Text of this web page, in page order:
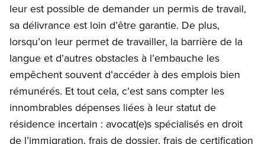
leur est possible de demander un permis de travail,
sa délivrance est loin d’être garantie. De plus,
lorsqu’on leur permet de travailler, la barrière de la
langue et d’autres obstacles à l’embauche les
empêchent souvent d’accéder à des emplois bien
rémunérés. Et tout cela, c’est sans compter les
innombrables dépenses liées à leur statut de
résidence incertain : avocat(e)s spécialisés en droit
de l’immigration, frais de dossier, frais de certification